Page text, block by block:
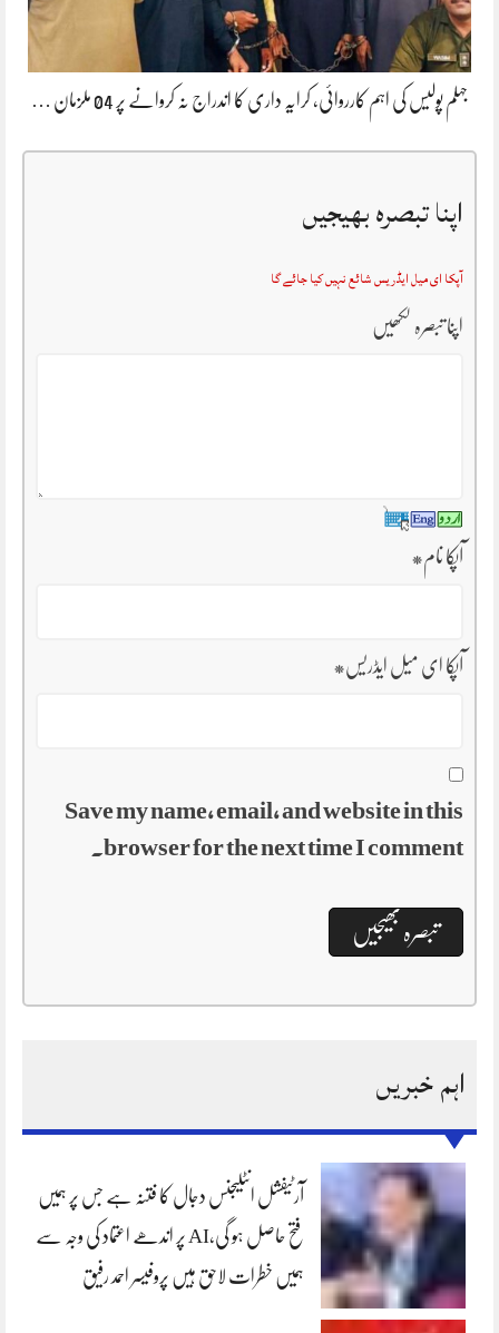
جہلم پولیس کی اہم کارروائی، کرایہ داری کا اندراج نہ کروانے پر 04 ملزمان …
اپنا تبصرہ بھیجیں
آپکا ای میل ایڈریس شائع نہیں کیا جائے گا
اپنا تبصرہ لکھیں
آپکا نام*
آپکا ای میل ایڈریس*
Save my name, email, and website in this
browser for the next time I comment.
اہم خبریں
آرٹیفشل انٹلیجنس دجال کا فتنہ ہے جس پر ہمیں
فتح حاصل ہو گی،AI پر اندھے اعتماد کی وجہ سے
ہمیں خطرات لاحق ہیں پروفیسر احمد رفیق